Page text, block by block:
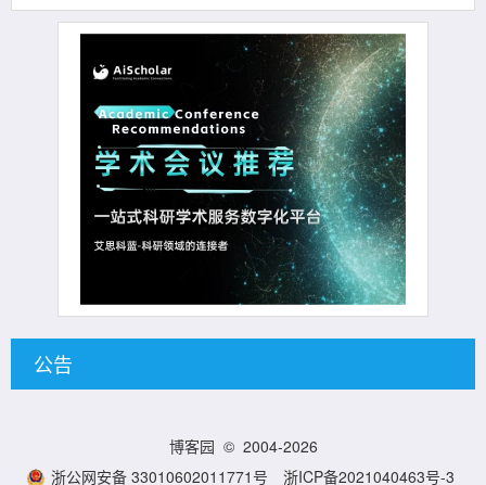
公告
博客园 © 2004-2026
浙公网安备 33010602011771号
浙ICP备2021040463号-3